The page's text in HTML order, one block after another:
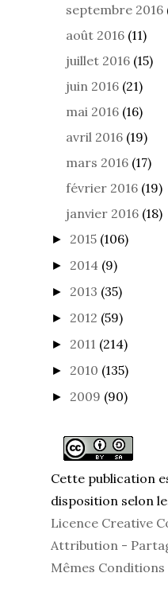
septembre 2016
août 2016 (11)
juillet 2016 (15)
juin 2016 (21)
mai 2016 (16)
avril 2016 (19)
mars 2016 (17)
février 2016 (19)
janvier 2016 (18)
► 2015 (106)
► 2014 (9)
► 2013 (35)
► 2012 (59)
► 2011 (214)
► 2010 (135)
► 2009 (90)
Cette publication
disposition selon
Licence Creative
Attribution -
Mêmes